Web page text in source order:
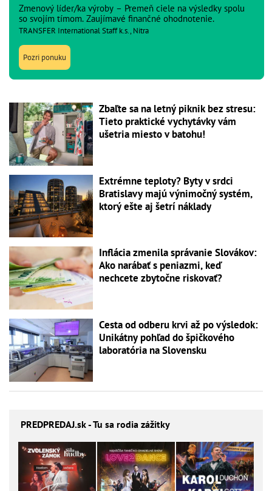
Zmenový líder/ka výroby – Premeň ciele na výsledky spolu
so svojím tímom. Zaujímavé finančné ohodnotenie.
TRANSFER International Staff k.s., Nitra
Pozri ponuku
Zbaľte sa na letný piknik bez stresu:
Tieto praktické vychytávky vám
ušetria miesto v batohu!
Extrémne teploty? Byty v srdci
Bratislavy majú výnimočný systém,
ktorý ešte aj šetrí náklady
Inflácia zmenila správanie Slovákov:
Ako narábať s peniazmi, keď
nechcete zbytočne riskovať?
Cesta od odberu krvi až po výsledok:
Unikátny pohľad do špičkového
laboratória na Slovensku
PREDPREDAJ.sk - Tu sa rodia zážitky